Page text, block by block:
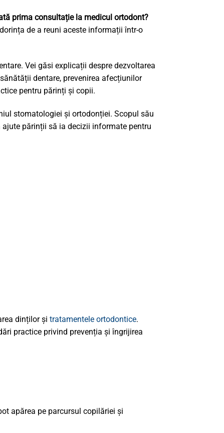
prima consultație la medicul ortodont?
de a reuni aceste informații într-o
Vei găsi explicații despre dezvoltarea
dentare, prevenirea afecțiunilor
pentru părinți și copii.
stomatologiei și ortodonției. Scopul său
părinții să ia decizii informate pentru
dinților și tratamentele ortodontice.
practice privind prevenția și îngrijirea
apărea pe parcursul copilăriei și